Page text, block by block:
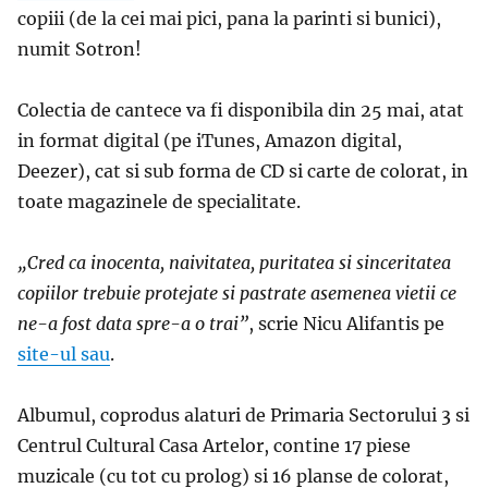
copiii (de la cei mai pici, pana la parinti si bunici),
numit Sotron!
Colectia de cantece va fi disponibila din 25 mai, atat
in format digital (pe iTunes, Amazon digital,
Deezer), cat si sub forma de CD si carte de colorat, in
toate magazinele de specialitate.
„Cred ca inocenta, naivitatea, puritatea si sinceritatea
copiilor trebuie protejate si pastrate asemenea vietii ce
ne-a fost data spre-a o trai”, scrie Nicu Alifantis pe
site-ul sau.
Albumul, coprodus alaturi de Primaria Sectorului 3 si
Centrul Cultural Casa Artelor, contine 17 piese
muzicale (cu tot cu prolog) si 16 planse de colorat,